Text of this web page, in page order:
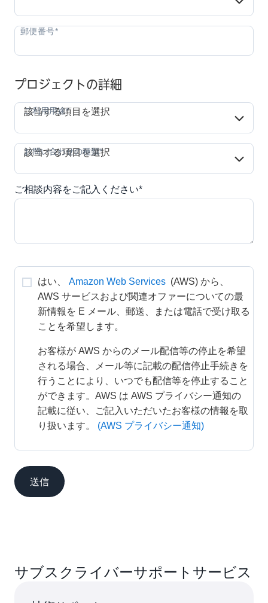
プロジェクトの詳細
ご利用用途*
該当する項目を選択
お問い合わせの種類*
該当する項目を選択
ご相談内容をご記入ください*
はい、 Amazon Web Services (AWS) から、
AWS サービスおよび関連オファーについての最
新情報を E メール、郵送、または電話で受け取る
ことを希望します。
お客様が AWS からのメール配信等の停止を希望
される場合、メール等に記載の配信停止手続きを
行うことにより、いつでも配信等を停止すること
ができます。AWS は AWS プライバシー通知の
記載に従い、ご記入いただいたお客様の情報を取
り扱います。
(AWS プライバシー通知)
送信
サブスクライバーサポートサービス